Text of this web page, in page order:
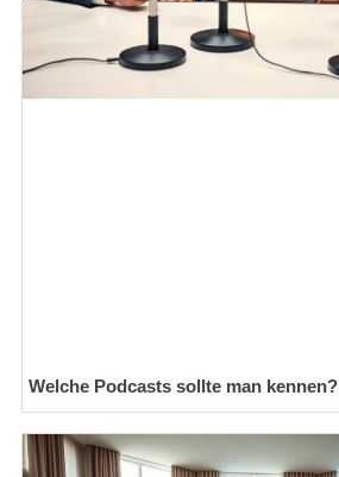
Welche Podcasts sollte man kennen?